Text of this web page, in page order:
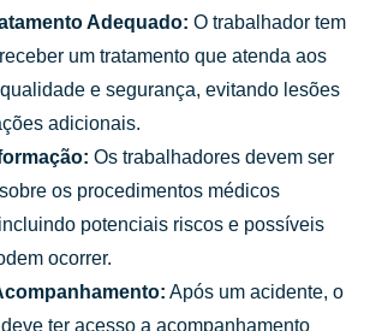
Adequado: O trabalhador tem
um tratamento que atenda aos
e segurança, evitando lesões
adicionais.
Os trabalhadores devem ser
os procedimentos médicos
potenciais riscos e possíveis
ocorrer.
Após um acidente, o
ter acesso a acompanhamento